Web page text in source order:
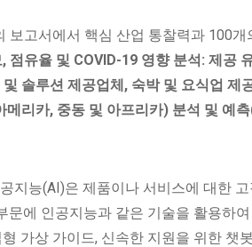
보고서에서 핵심 산업 통찰력과 100
점유율 및 COVID-19 영향 분석: 제공
솔루션 제공업체, 숙박 및 요식업
메리카, 중동 및 아프리카) 분석 및 예
지능(AI)은 제품이나 서비스에 대한
문에 인공지능과 같은 기술을 활용하
가상 가이드, 신속한 지원을 위한 챗